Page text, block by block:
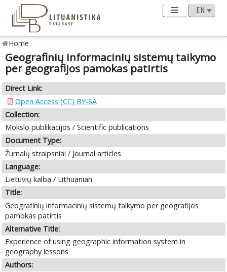
Home
Geografinių informacinių sistemų taikymo
per geografijos pamokas patirtis
Direct Link:
Open Access (CC) BY-SA
Collection:
Mokslo publikacijos / Scientific publications
Document Type:
Žurnalų straipsniai / Journal articles
Language:
Lietuvių kalba / Lithuanian
Title:
Geografinių informacinių sistemų taikymo per geografijos
pamokas patirtis
Alternative Title:
Experience of using geographic information system in
geography lessons
Authors: